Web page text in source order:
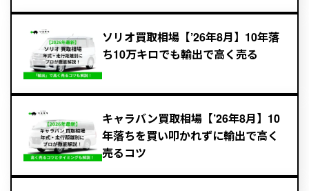
ソリオ買取相場【’26年8月】10年落
ち10万キロでも輸出で高く売る
キャラバン買取相場【’26年8月】10
年落ちを買い叩かれずに輸出で高く
売るコツ